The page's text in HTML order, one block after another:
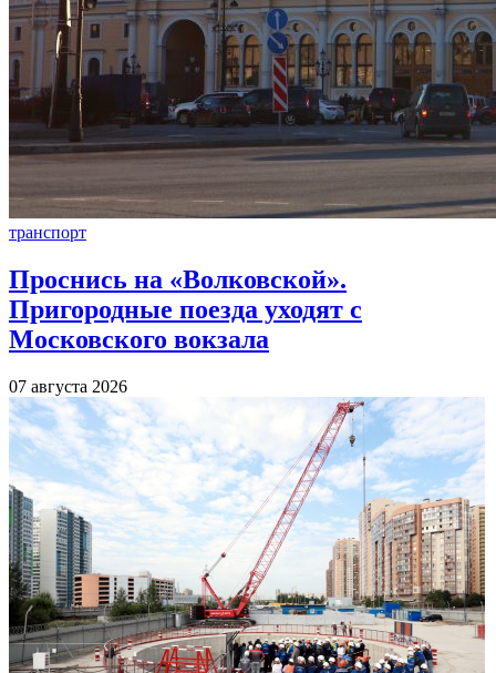
транспорт
Проснись на «Волковской».
Пригородные поезда уходят с
Московского вокзала
07 августа 2026